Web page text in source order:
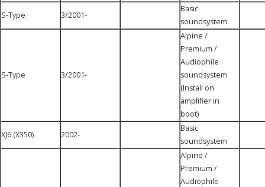
S-Type 3/2001-
Basic
soundsystem
S-Type 3/2001-
Alpine /
Premium /
Audiophile
soundsystem
(Install on
amplifier in
boot)
XJ6 (X350) 2002-
Basic
soundsystem
Alpine /
Premium /
Audiophile